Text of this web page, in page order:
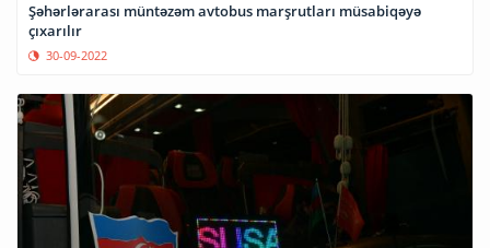
Şəhərlərarası müntəzəm avtobus marşrutları müsabiqəyə
çıxarılır
30-09-2022